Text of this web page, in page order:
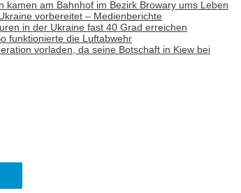
am Bahnhof im Bezirk Browary ums Leben
vorbereitet – Medienberichte
in der Ukraine fast 40 Grad erreichen
funktionierte die Luftabwehr
vorladen, da seine Botschaft in Kiew bei